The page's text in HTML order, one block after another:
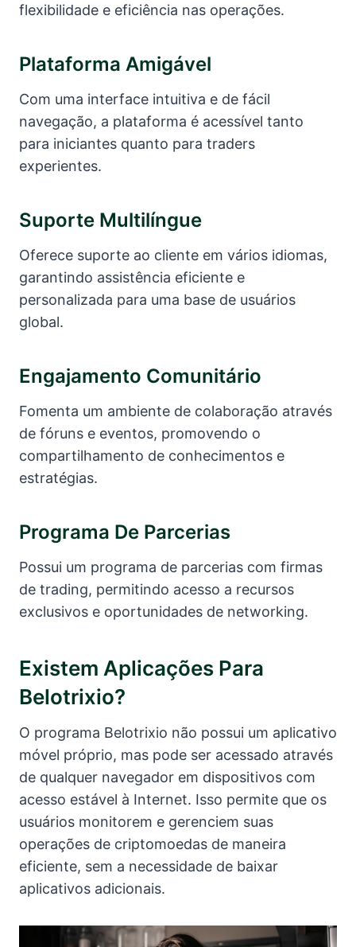
flexibilidade e eficiência nas operações.
Plataforma Amigável
Com uma interface intuitiva e de fácil
navegação, a plataforma é acessível tanto
para iniciantes quanto para traders
experientes.
Suporte Multilíngue
Oferece suporte ao cliente em vários idiomas,
garantindo assistência eficiente e
personalizada para uma base de usuários
global.
Engajamento Comunitário
Fomenta um ambiente de colaboração através
de fóruns e eventos, promovendo o
compartilhamento de conhecimentos e
estratégias.
Programa De Parcerias
Possui um programa de parcerias com firmas
de trading, permitindo acesso a recursos
exclusivos e oportunidades de networking.
Existem Aplicações Para
Belotrixio?
O programa Belotrixio não possui um aplicativo
móvel próprio, mas pode ser acessado através
de qualquer navegador em dispositivos com
acesso estável à Internet. Isso permite que os
usuários monitorem e gerenciem suas
operações de criptomoedas de maneira
eficiente, sem a necessidade de baixar
aplicativos adicionais.